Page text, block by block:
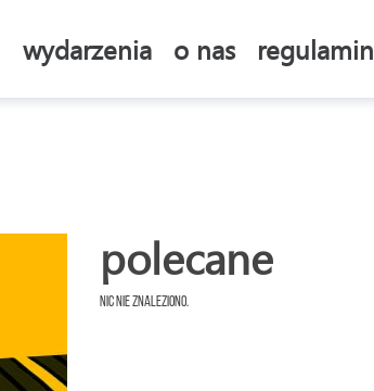
wydarzenia o nas regulamin
polecane
Nic nie znaleziono.